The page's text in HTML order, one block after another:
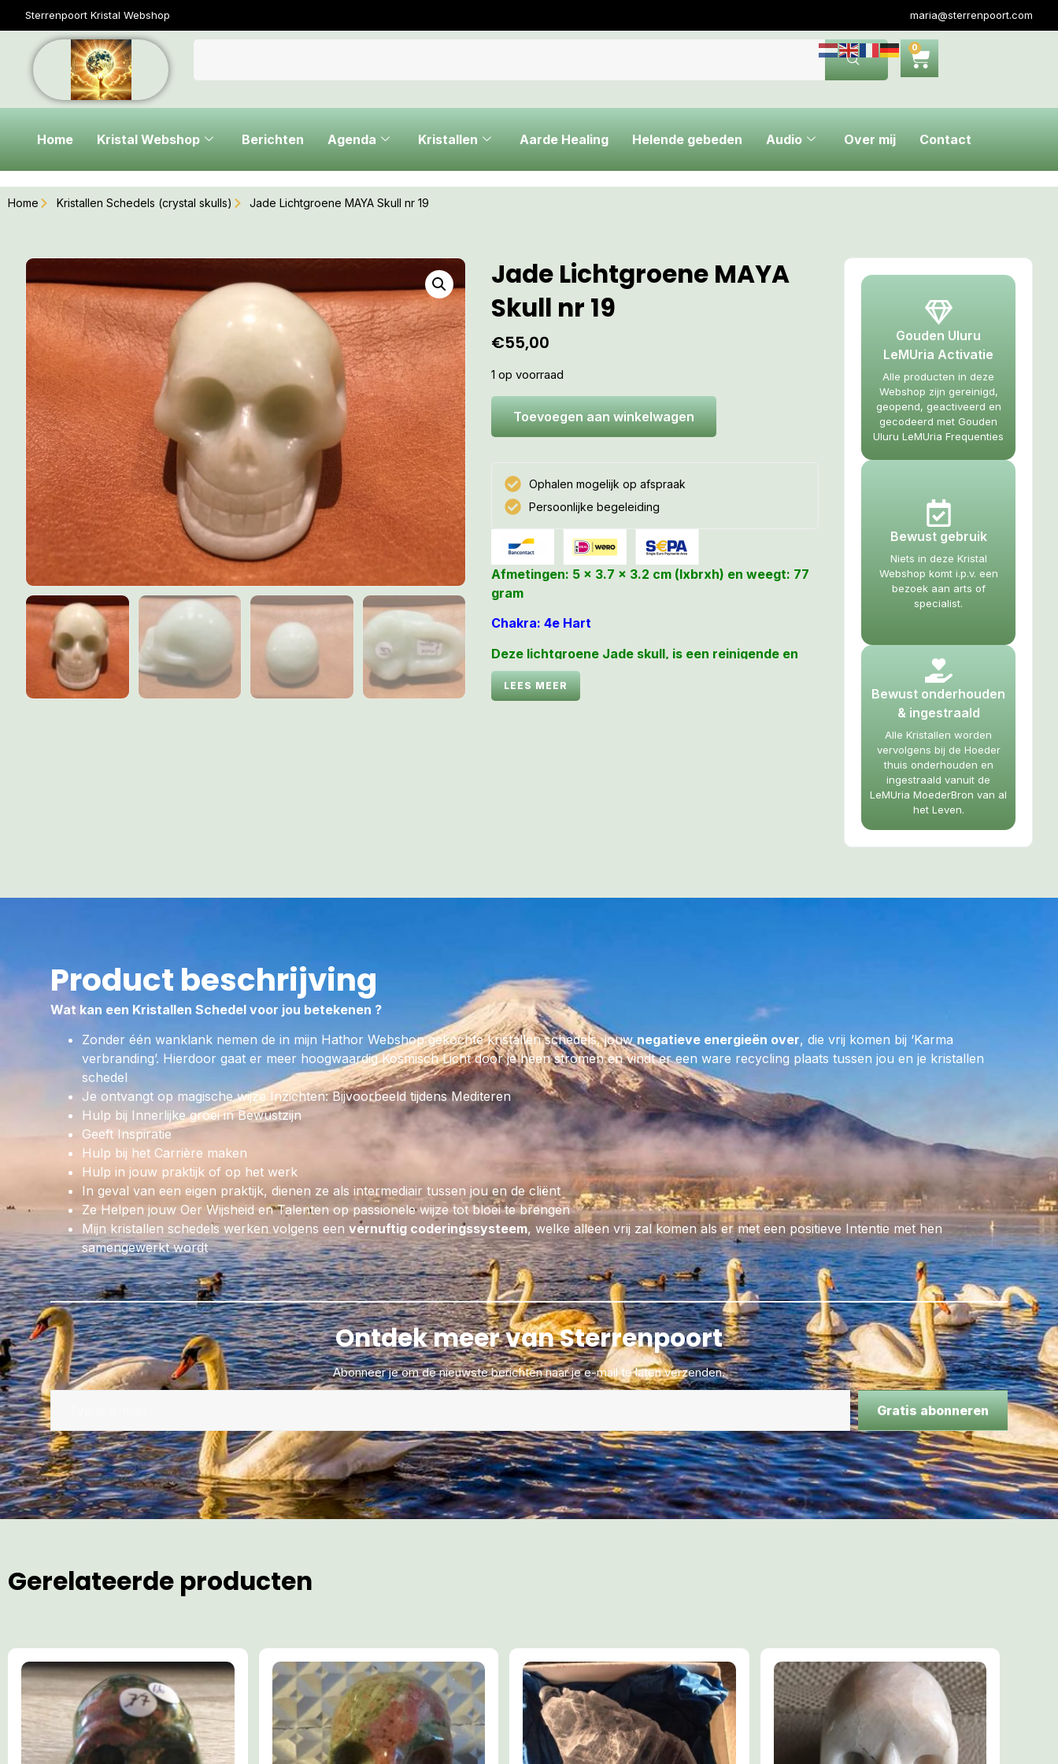
Sterrenpoort Kristal Webshop maria@sterrenpoort.com
0
Home Kristal Webshop Berichten Agenda Kristallen Aarde Healing Helende gebeden Audio Over mij Contact
Home Kristallen Schedels (crystal skulls) Jade Lichtgroene MAYA Skull nr 19
Jade Lichtgroene MAYA
Skull nr 19
€55,00
1 op voorraad
Toevoegen aan winkelwagen
Ophalen mogelijk op afspraak
Persoonlijke begeleiding
Afmetingen: 5 x 3.7 x 3.2 cm (lxbrxh) en weegt: 77
gram
Chakra: 4e Hart
Deze lichtgroene Jade skull, is een reinigende en
beschermende skull. Zij zorgt voor harmonie,
balanceert en trekt voorspoed, geluk en welvaart
Een échte LeMUria Regenboog Elfjes Skull
vakantie voor wat extra bescherming.
Jade sterk reinigend, brengt allerlei lichamelijke
systemen in balans en verwijdert gifstoffen uit het
lichaam. Zij heeft een positieve magische werking op
nieren en bijnieren, blaas, darmen het zenuwstelsel en
vruchtbaarheid.
LEES MEER
Gouden Uluru
LeMUria Activatie
Alle producten in deze
Webshop zijn gereinigd,
geopend, geactiveerd en
gecodeerd met Gouden
Uluru LeMUria Frequenties
Bewust gebruik
Niets in deze Kristal
Webshop komt i.p.v. een
bezoek aan arts of
specialist.
Bewust onderhouden
& ingestraald
Alle Kristallen worden
vervolgens bij de Hoeder
thuis onderhouden en
ingestraald vanuit de
LeMUria MoederBron van al
het Leven.
Product beschrijving
Wat kan een Kristallen Schedel voor jou betekenen ?
Zonder één wanklank nemen de in mijn Hathor Webshop gekochte kristallen schedels, jouwnegatieve energieën over, die vrij komen bij ‘Karma
verbranding’. Hierdoor gaat er meer hoogwaardig Kosmisch Licht door je heen stromen en vindt er een ware recycling plaats tussen jou en je kristallen
schedel
Je ontvangt op magische wijze Inzichten: Bijvoorbeeld tijdens Mediteren
Hulp bij Innerlijke groei in Bewustzijn
Geeft Inspiratie
Hulp bij het Carrière maken
Hulp in jouw praktijk of op het werk
In geval van een eigen praktijk, dienen ze als intermediair tussen jou en de cliënt
Ze Helpen jouw Oer Wijsheid en Talenten op passionele wijze tot bloei te brengen
Mijn kristallen schedels werken volgens een vernuftig coderingssysteem, welke alleen vrij zal komen als er met een positieve Intentie met hen
samengewerkt wordt
Ontdek meer van Sterrenpoort
Abonneer je om de nieuwste berichten naar je e-mail te laten verzenden.
Gratis abonneren
Gerelateerde producten